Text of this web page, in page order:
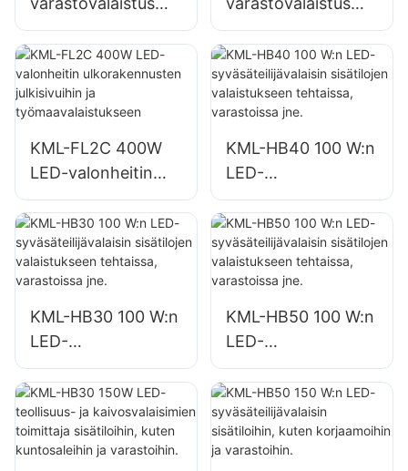
KML-FL2C 200W
LED-
valonheitinvalojen
toimittaja
KML-FL2C 240W
LED-
valonheitinvalojen
toimittaja
KML-FL2C 400W
LED-valonheitin
ulkorakennusten
julkisivuihin ja
työmaavalaistuksee
n
KML-HB40 100 W:n
LED-
syväsäteilijävalaisin
sisätilojen
valaistukseen
tehtaissa,
KML-HB30 100 W:n
LED-
syväsäteilijävalaisin
sisätilojen
valaistukseen
tehtaissa,
KML-HB50 100 W:n
LED-
syväsäteilijävalaisin
sisätilojen
valaistukseen
tehtaissa,